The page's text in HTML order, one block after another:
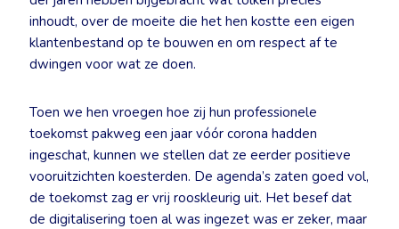
inhoudt, over de moeite die het hen kostte een eigen
klantenbestand op te bouwen en om respect af te
dwingen voor wat ze doen.
Toen we hen vroegen hoe zij hun professionele
toekomst pakweg een jaar vóór corona hadden
ingeschat, kunnen we stellen dat ze eerder positieve
vooruitzichten koesterden. De agenda’s zaten goed vol,
de toekomst zag er vrij rooskleurig uit. Het besef dat
de digitalisering toen al was ingezet was er zeker, maar